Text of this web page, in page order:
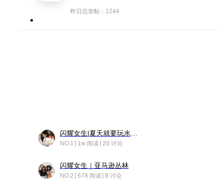
昨日总发帖：1244
NO.1 1w 阅读 20 讨论
闪耀女生｜亚马逊丛林
NO.2 678 阅读 8 讨论